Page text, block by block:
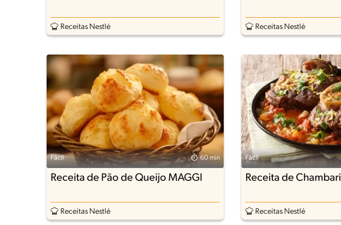
Receitas Nestlé Receitas Nestlé
Fácil 60 min
Receita de Pão de Queijo MAGGI
Receitas Nestlé
Fácil
Receita de Chambari
Receitas Nestlé